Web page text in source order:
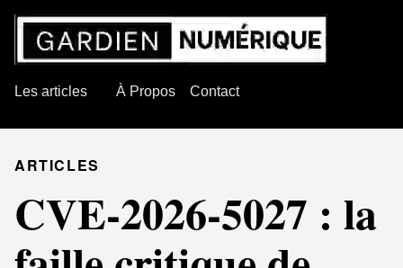
Les articles À Propos Contact
ARTICLES
CVE-2026-5027 : la